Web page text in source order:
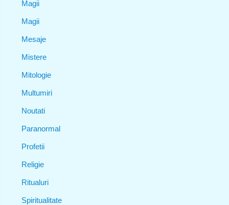
Magii
Magii
Mesaje
Mistere
Mitologie
Multumiri
Noutati
Paranormal
Profetii
Religie
Ritualuri
Spiritualitate